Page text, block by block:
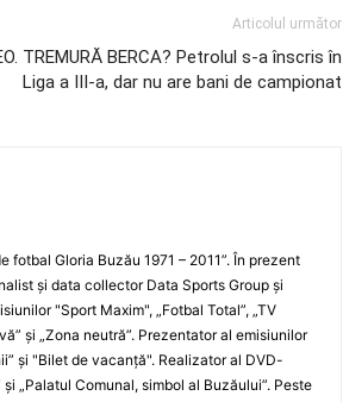
Articolul următor
TREMURĂ BERCA? Petrolul s-a înscris în
Liga a III-a, dar nu are bani de campionat
fotbal Gloria Buzău 1971 – 2011”. În prezent
şi data collector Data Sports Group şi
"Sport Maxim", „Fotbal Total”, „TV
şi „Zona neutră”. Prezentator al emisiunilor
şi "Bilet de vacanţă". Realizator al DVD-
„Palatul Comunal, simbol al Buzăului”. Peste